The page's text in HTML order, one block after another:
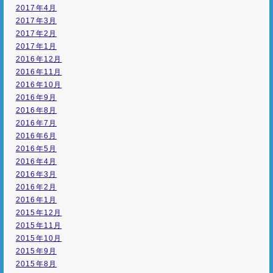
2017年4月
2017年3月
2017年2月
2017年1月
2016年12月
2016年11月
2016年10月
2016年9月
2016年8月
2016年7月
2016年6月
2016年5月
2016年4月
2016年3月
2016年2月
2016年1月
2015年12月
2015年11月
2015年10月
2015年9月
2015年8月